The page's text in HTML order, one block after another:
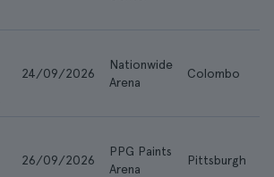
24/09/2026
Nationwide
Arena
Colombo
26/09/2026
PPG Paints
Arena
Pittsburgh